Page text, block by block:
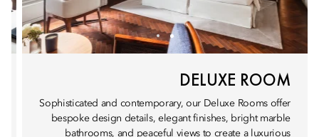
DELUXE ROOM
Sophisticated and contemporary, our Deluxe Rooms offer
bespoke design details, elegant finishes, bright marble
bathrooms, and peaceful views to create a luxurious